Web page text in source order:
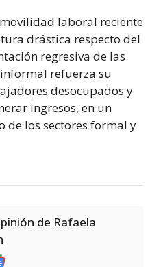
laboral reciente
drástica respecto del
regresiva de las
refuerza su
desocupados y
ingresos, en un
de los sectores formal y
de Rafaela